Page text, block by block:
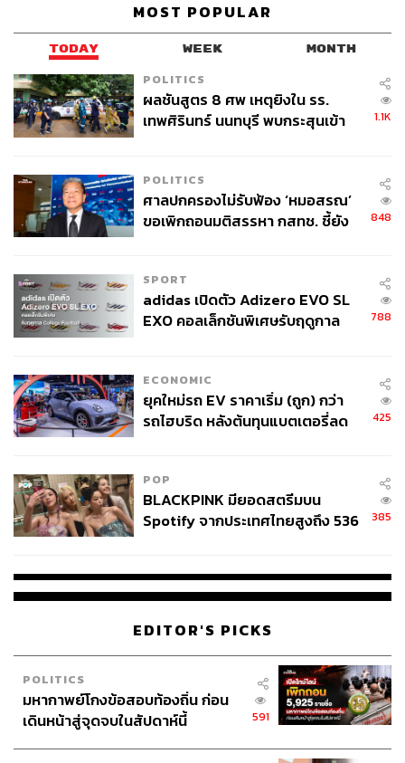
MOST POPULAR
TODAY WEEK MONTH
POLITICS
ผลชันสูตร 8 ศพ เหตุยิงใน รร.
เทพศิรินทร์ นนทบุรี พบกระสุนเข้า
1.1K
POLITICS
ศาลปกครองไม่รับฟ้อง ‘หมอสรณ’
ขอเพิกถอนมติสรรหา กสทช. ชี้ยัง
848
SPORT
adidas เปิดตัว Adizero EVO SL
EXO คอลเล็กชันพิเศษรับฤดูกาล
788
ECONOMIC
ยุคใหม่รถ EV ราคาเริ่ม (ถูก) กว่า
รถไฮบริด หลังต้นทุนแบตเตอรี่ลด
425
POP
BLACKPINK มียอดสตรีมบน
Spotify จากประเทศไทยสูงถึง 536
385
EDITOR'S PICKS
POLITICS
มหากาพย์โกงข้อสอบท้องถิ่น ก่อน
เดินหน้าสู่จุดจบในสัปดาห์นี้
591